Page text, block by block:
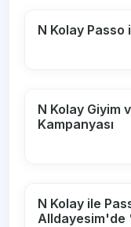
N Kolay Passo
N Kolay Giyim
Kampanyası
N Kolay ile
Alldayesim'de